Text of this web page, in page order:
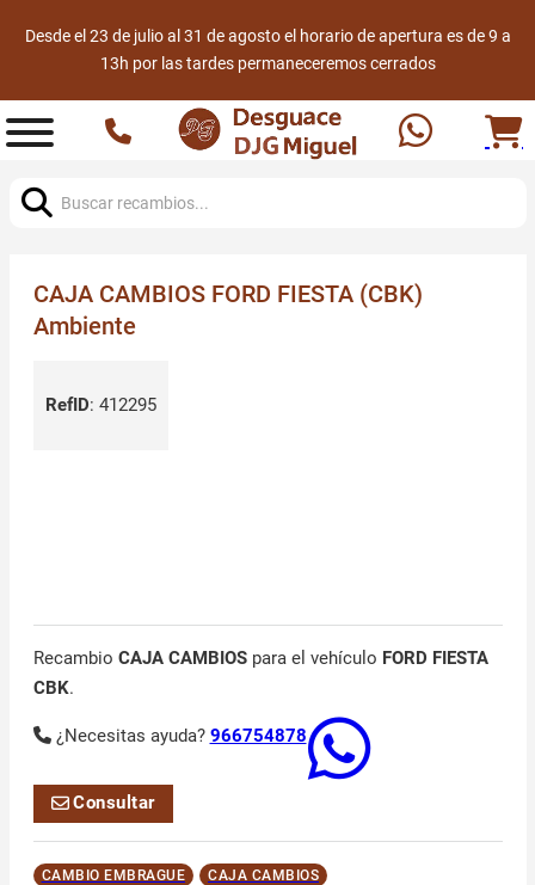
Desde el 23 de julio al 31 de agosto el horario de apertura es de 9 a
13h por las tardes permaneceremos cerrados
CAJA CAMBIOS FORD FIESTA (CBK)
Ambiente
RefID: 412295
Recambio CAJA CAMBIOSpara el vehículo FORD FIESTA
CBK.
¿Necesitas ayuda? 966754878
Consultar
CAMBIO EMBRAGUE
CAJA CAMBIOS